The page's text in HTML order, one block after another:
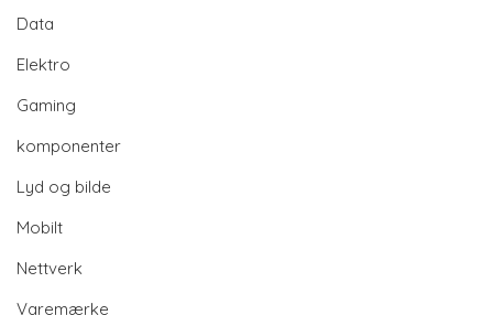
Data
Elektro
Gaming
komponenter
Lyd og bilde
Mobilt
Nettverk
Varemærke